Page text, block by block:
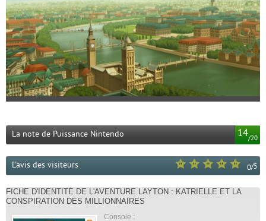
14/20
La note de Puissance Nintendo
0/5
L'avis des visiteurs
FICHE D'IDENTITÉ DE L'AVENTURE LAYTON : KATRIELLE ET LA
CONSPIRATION DES MILLIONNAIRES
Console :